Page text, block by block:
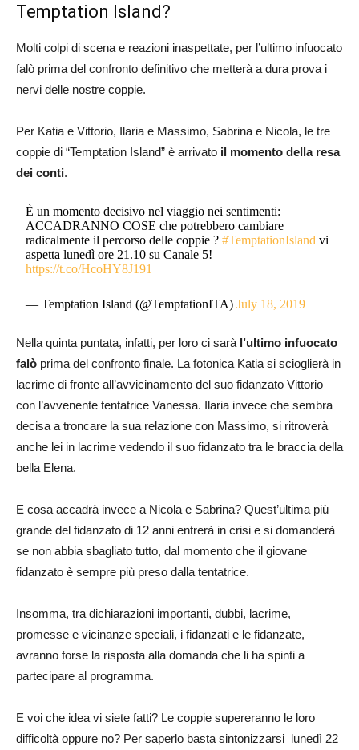
Temptation Island?
Molti colpi di scena e reazioni inaspettate, per l’ultimo infuocato
falò prima del confronto definitivo che metterà a dura prova i
nervi delle nostre coppie.
Per Katia e Vittorio, Ilaria e Massimo, Sabrina e Nicola, le tre
coppie di “Temptation Island” è arrivato il momento della resa
dei conti.
È un momento decisivo nel viaggio nei sentimenti:
ACCADRANNO COSE che potrebbero cambiare
radicalmente il percorso delle coppie ?#TemptationIsland vi
aspetta lunedì ore 21.10 su Canale 5!
https://t.co/HcoHY8J191
— Temptation Island (@TemptationITA)July 18, 2019
Nella quinta puntata, infatti, per loro ci sarà l’ultimo infuocato
falò prima del confronto finale. La fotonica Katia si scioglierà in
lacrime di fronte all’avvicinamento del suo fidanzato Vittorio
con l’avvenente tentatrice Vanessa. Ilaria invece che sembra
decisa a troncare la sua relazione con Massimo, si ritroverà
anche lei in lacrime vedendo il suo fidanzato tra le braccia della
bella Elena.
E cosa accadrà invece a Nicola e Sabrina? Quest’ultima più
grande del fidanzato di 12 anni entrerà in crisi e si domanderà
se non abbia sbagliato tutto, dal momento che il giovane
fidanzato è sempre più preso dalla tentatrice.
Insomma, tra dichiarazioni importanti, dubbi, lacrime,
promesse e vicinanze speciali, i fidanzati e le fidanzate,
avranno forse la risposta alla domanda che li ha spinti a
partecipare al programma.
E voi che idea vi siete fatti? Le coppie supereranno le loro
difficoltà oppure no? Per saperlo basta sintonizzarsi lunedì 22